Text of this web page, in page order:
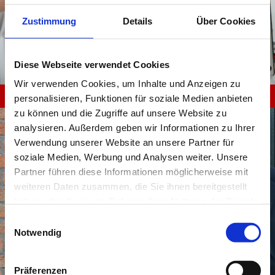
Zustimmung Details Über Cookies
Diese Webseite verwendet Cookies
Wir verwenden Cookies, um Inhalte und Anzeigen zu
personalisieren, Funktionen für soziale Medien anbieten
zu können und die Zugriffe auf unsere Website zu
analysieren. Außerdem geben wir Informationen zu Ihrer
Verwendung unserer Website an unsere Partner für
soziale Medien, Werbung und Analysen weiter. Unsere
Partner führen diese Informationen möglicherweise mit
weiteren Daten zusammen, die Sie ihnen bereitgestellt
Einwilligungsauswahl
Notwendig
Präferenzen
Alarmanlagen